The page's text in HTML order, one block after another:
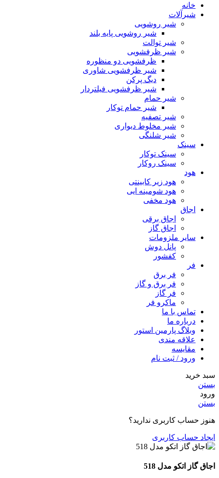
خانه
شیرآلات
شیر روشویی
شیر روشویی پایه بلند
شیر توالت
شیر ظرفشویی
ظرفشویی دو منظوره
شیر ظرفشویی شاوری
دیگ پرکن
شیر ظرفشویی فیلتردار
شیر حمام
شیر حمام توکار
شیر تصفیه
شیر مخلوط دیواری
شیر شلنگی
سینک
سینک توکار
سینک روکار
هود
هود زیر كابینتی
هود شومینه ایی
هود مخفى
اجاق
اجاق برقى
اجاق گاز
سایر ملزومات
پانل دوش
کفشور
فر
فر برق
فر برق و گاز
فر گاز
ماكرو فر
تماس با ما
درباره ما
وبلاگ پارمین استور
علاقه مندی
مقایسه
ورود / ثبت نام
سبد خرید
بستن
ورود
بستن
هنوز حساب کاربری ندارید؟
ایجاد حساب کاربری
اجاق گاز اتکو مدل 518